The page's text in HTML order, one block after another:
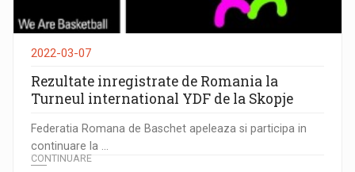
2022-03-07
Rezultate inregistrate de Romania la
Turneul international YDF de la Skopje
Federatia Romana de Baschet apeleaza si participa in
continuare la ...
CONTINUARE